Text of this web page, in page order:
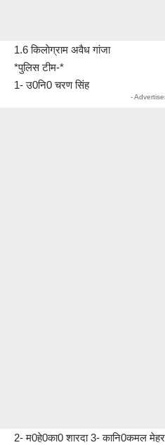
1.6 किलाेग्राम अवैध गांजा
*पुलिस टीम-*
1- उ0नि0 चरण सिंह
-
2- म0हे0का0 शारदा 3- कानि0कमल